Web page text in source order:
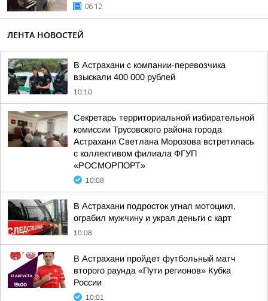
06:12
ЛЕНТА НОВОСТЕЙ
В Астрахани с компании-перевозчика
взыскали 400 000 рублей
10:10
Секретарь территориальной избирательной
комиссии Трусовского района города
Астрахани Светлана Морозова встретилась
с коллективом филиала ФГУП
«РОСМОРПОРТ»
10:08
В Астрахани подросток угнал мотоцикл,
ограбил мужчину и украл деньги с карт
10:08
В Астрахани пройдет футбольный матч
второго раунда «Пути регионов» Кубка
России
10:01